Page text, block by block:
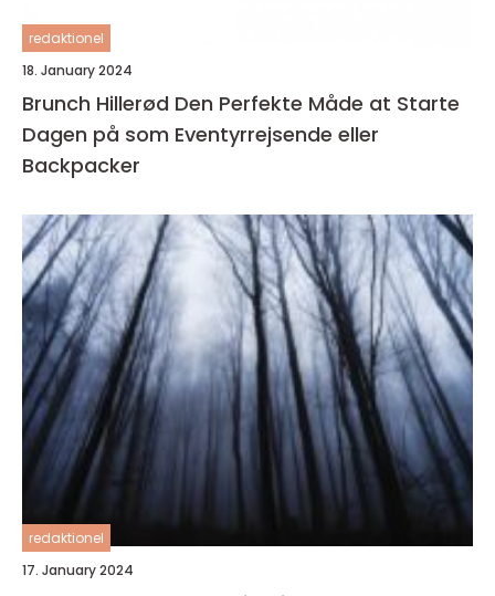
redaktionel
18. January 2024
Brunch Hillerød Den Perfekte Måde at Starte
Dagen på som Eventyrrejsende eller
Backpacker
redaktionel
17. January 2024